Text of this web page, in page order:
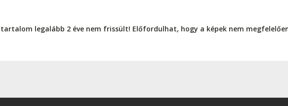
tartalom legalább 2 éve nem frissült! Előfordulhat, hogy a képek nem